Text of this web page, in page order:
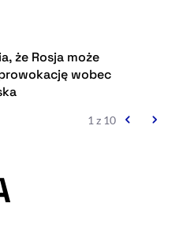
wspierają:
Prezydent Serbii
sprzeciwi się
2 z 10